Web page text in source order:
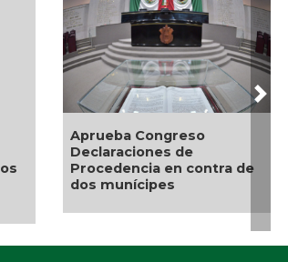
Aprueba Congreso
Declaraciones de
Procedencia en contra de
dos munícipes
Next